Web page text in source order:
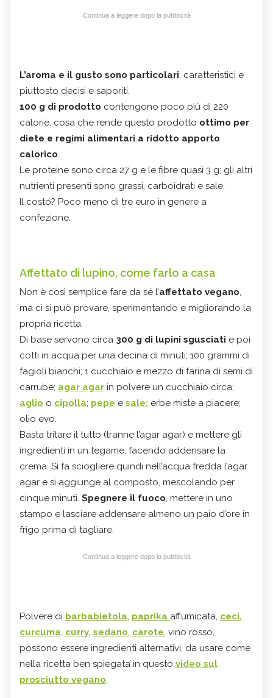
Continua a leggere dopo la pubblicità
L’aroma e il gusto sono particolari, caratteristici e
piuttosto decisi e saporiti.
100 g di prodotto contengono poco più di 220
calorie, cosa che rende questo prodotto ottimo per
diete e regimi alimentari a ridotto apporto
calorico.
Le proteine sono circa 27 g e le fibre quasi 3 g; gli altri
nutrienti presenti sono grassi, carboidrati e sale.
Il costo? Poco meno di tre euro in genere a
confezione.
Affettato di lupino, come farlo a casa
Non è così semplice fare da sé l’affettato vegano,
ma ci si può provare, sperimentando e migliorando la
propria ricetta.
Di base servono circa 300 g di lupini sgusciati e poi
cotti in acqua per una decina di minuti; 100 grammi di
fagioli bianchi; 1 cucchiaio e mezzo di farina di semi di
carrube; agar agar in polvere un cucchiaio circa;
aglio o cipolla; pepe e sale; erbe miste a piacere;
olio evo.
Basta tritare il tutto (tranne l’agar agar) e mettere gli
ingredienti in un tegame, facendo addensare la
crema. Si fa sciogliere quindi nell’acqua fredda l’agar
agar e si aggiunge al composto, mescolando per
cinque minuti. Spegnere il fuoco, mettere in uno
stampo e lasciare addensare almeno un paio d’ore in
frigo prima di tagliare.
Continua a leggere dopo la pubblicità
Polvere di barbabietola, paprika affumicata, ceci,
curcuma, curry, sedano, carote, vino rosso,
possono essere ingredienti alternativi, da usare come
nella ricetta ben spiegata in questo video sul
prosciutto vegano.